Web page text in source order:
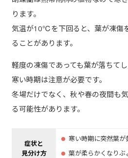
ります。
気温が10℃を下回ると、葉が凍傷
ることがあります。
軽度の凍傷であっても葉が落ちて
寒い時期は注意が必要です。
冬場だけでなく、秋や春の夜間も
る可能性があります。
症状と
見分け方
寒い時期に突然葉が
葉が柔らかくなりぶ